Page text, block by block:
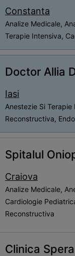
Constanta
Analize Medicale,
Terapie Intensiva,
Doctor Allia
Iasi
Anestezie Si
Reconstructiva,
Spitalul
Craiova
Analize Medicale,
Cardiologie
Reconstructiva
Clinica